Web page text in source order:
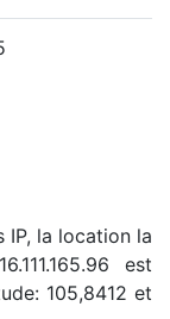
IP, la location la
est
105,8412 et